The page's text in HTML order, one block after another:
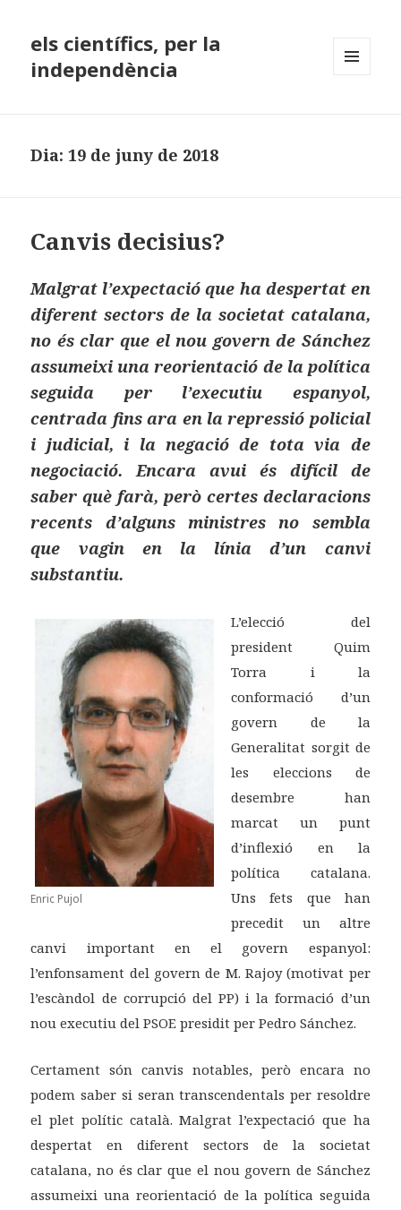
els científics, per la
independència
Dia:19 de juny de 2018
Canvis decisius?
Malgrat l’expectació que ha despertat en
diferent sectors de la societat catalana,
no és clar que el nou govern de Sánchez
assumeixi una reorientació de la política
seguida per l’executiu espanyol,
centrada fins ara en la repressió policial
i judicial, i la negació de tota via de
negociació. Encara avui és difícil de
saber què farà, però certes declaracions
recents d’alguns ministres no sembla
que vagin en la línia d’un canvi
substantiu.
Enric Pujol
L’elecció del
president Quim
Torra i la
conformació d’un
govern de la
Generalitat sorgit de
les eleccions de
desembre han
marcat un punt
d’inflexió en la
política catalana.
Uns fets que han
precedit un altre
canvi important en el govern espanyol:
l’enfonsament del govern de M. Rajoy (motivat per
l’escàndol de corrupció del PP) i la formació d’un
nou executiu del PSOE presidit per Pedro Sánchez.
Certament són canvis notables, però encara no
podem saber si seran transcendentals per resoldre
el plet polític català. Malgrat l’expectació que ha
despertat en diferent sectors de la societat
catalana, no és clar que el nou govern de Sánchez
assumeixi una reorientació de la política seguida